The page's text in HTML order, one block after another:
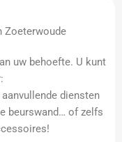
Zoeterwoude
uw behoefte. U kunt
diensten
beurswand… of zelfs